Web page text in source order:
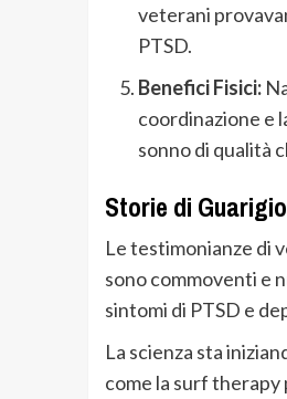
veterani
PTSD.
Benefici Fisici:
coordinazione e
sonno di qualità
Storie di
Le testimonianze di
sono commoventi e
sintomi di PTSD e
La scienza sta
come la surf therapy